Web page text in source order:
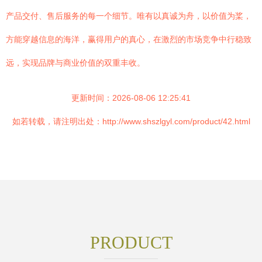
产品交付、售后服务的每一个细节。唯有以真诚为舟，以价值为桨，
方能穿越信息的海洋，赢得用户的真心，在激烈的市场竞争中行稳致
远，实现品牌与商业价值的双重丰收。
更新时间：2026-08-06 12:25:41
如若转载，请注明出处：http://www.shszlgyl.com/product/42.html
PRODUCT